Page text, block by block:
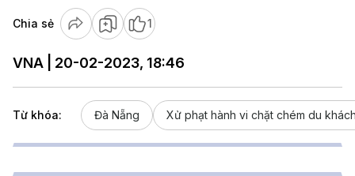
Chia sẻ 1
VNA | 20-02-2023, 18:46
Từ khóa: Đà Nẵng Xử phạt hành vi chặt chém du